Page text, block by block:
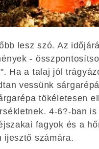
lesz szó. Az
-
Ha a talaj jól
vessünk
tökéletesen
4-6?-ban is
fagyok és a
ijesztő számára.